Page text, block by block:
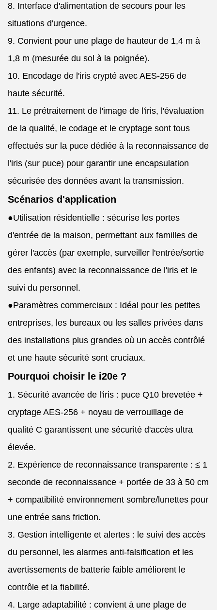
8. Interface d'alimentation de secours pour les
situations d'urgence.
9. Convient pour une plage de hauteur de 1,4 m à
1,8 m (mesurée du sol à la poignée).
10. Encodage de l'iris crypté avec AES-256 de
haute sécurité.
11. Le prétraitement de l'image de l'iris, l'évaluation
de la qualité, le codage et le cryptage sont tous
effectués sur la puce dédiée à la reconnaissance de
l'iris (sur puce) pour garantir une encapsulation
sécurisée des données avant la transmission.
Scénarios d'application
●Utilisation résidentielle : sécurise les portes
d'entrée de la maison, permettant aux familles de
gérer l'accès (par exemple, surveiller l'entrée/sortie
des enfants) avec la reconnaissance de l'iris et le
suivi du personnel.
●Paramètres commerciaux : Idéal pour les petites
entreprises, les bureaux ou les salles privées dans
des installations plus grandes où un accès contrôlé
et une haute sécurité sont cruciaux.
Pourquoi choisir le i20e ?
1. Sécurité avancée de l'iris : puce Q10 brevetée +
cryptage AES-256 + noyau de verrouillage de
qualité C garantissent une sécurité d'accès ultra
élevée.
2. Expérience de reconnaissance transparente : ≤ 1
seconde de reconnaissance + portée de 33 à 50 cm
+ compatibilité environnement sombre/lunettes pour
une entrée sans friction.
3. Gestion intelligente et alertes : le suivi des accès
du personnel, les alarmes anti-falsification et les
avertissements de batterie faible améliorent le
contrôle et la fiabilité.
4. Large adaptabilité : convient à une plage de